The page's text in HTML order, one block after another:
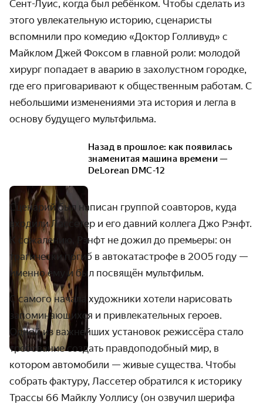
Сент-Луис, когда был ребёнком. Чтобы сделать из
этого увлекательную историю, сценаристы
вспомнили про комедию «Доктор Голливуд» с
Майклом Джей Фоксом в главной роли: молодой
хирург попадает в аварию в захолустном городке,
где его приговаривают к общественным работам. С
небольшими изменениями эта история и легла в
основу будущего мультфильма.
Назад в прошлое: как появилась
знаменитая машина времени —
DeLorean DMC-12
Сценарий был написан группой соавторов, куда
входили Лассетер и его давний коллега Джо Рэнфт.
К сожалению, Рэнфт не дожил до премьеры: он
трагически погиб в автокатастрофе в 2005 году —
именно ему и был посвящён мультфильм.
С самого начала художники хотели нарисовать
запоминающихся и привлекательных героев.
Одной из важнейших установок режиссёра стало
требование создать правдоподобный мир, в
котором автомобили — живые существа. Чтобы
собрать фактуру, Лассетер обратился к историку
Трассы 66 Майклу Уоллису (он озвучил шерифа